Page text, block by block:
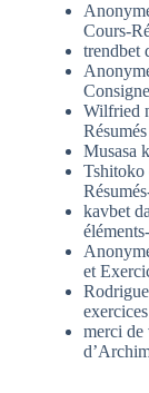
Cours-
trendbet
Wilfried
Musasa
Tshitoko
kavbet
et
merci de